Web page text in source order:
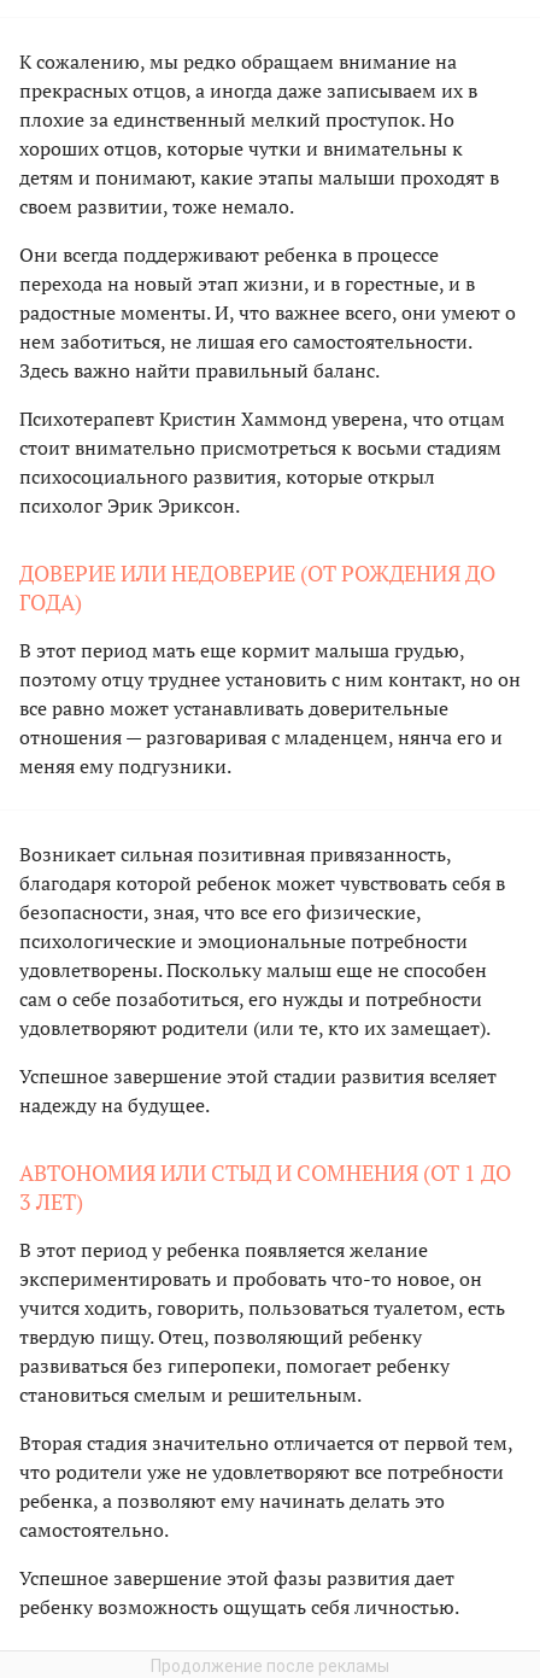
К сожалению, мы редко обращаем внимание на
прекрасных отцов, а иногда даже записываем их в
плохие за единственный мелкий проступок. Но
хороших отцов, которые чутки и внимательны к
детям и понимают, какие этапы малыши проходят в
своем развитии, тоже немало.
Они всегда поддерживают ребенка в процессе
перехода на новый этап жизни, и в горестные, и в
радостные моменты. И, что важнее всего, они умеют о
нем заботиться, не лишая его самостоятельности.
Здесь важно найти правильный баланс.
Психотерапевт Кристин Хаммонд уверена, что отцам
стоит внимательно присмотреться к восьми стадиям
психосоциального развития, которые открыл
психолог Эрик Эриксон.
ДОВЕРИЕ ИЛИ НЕДОВЕРИЕ (ОТ РОЖДЕНИЯ ДО
ГОДА)
В этот период мать еще кормит малыша грудью,
поэтому отцу труднее установить с ним контакт, но он
все равно может устанавливать доверительные
отношения — разговаривая с младенцем, нянча его и
меняя ему подгузники.
Возникает сильная позитивная привязанность,
благодаря которой ребенок может чувствовать себя в
безопасности, зная, что все его физические,
психологические и эмоциональные потребности
удовлетворены. Поскольку малыш еще не способен
сам о себе позаботиться, его нужды и потребности
удовлетворяют родители (или те, кто их замещает).
Успешное завершение этой стадии развития вселяет
надежду на будущее.
АВТОНОМИЯ ИЛИ СТЫД И СОМНЕНИЯ (ОТ 1 ДО
3 ЛЕТ)
В этот период у ребенка появляется желание
экспериментировать и пробовать что-то новое, он
учится ходить, говорить, пользоваться туалетом, есть
твердую пищу. Отец, позволяющий ребенку
развиваться без гиперопеки, помогает ребенку
становиться смелым и решительным.
Вторая стадия значительно отличается от первой тем,
что родители уже не удовлетворяют все потребности
ребенка, а позволяют ему начинать делать это
самостоятельно.
Успешное завершение этой фазы развития дает
ребенку возможность ощущать себя личностью.